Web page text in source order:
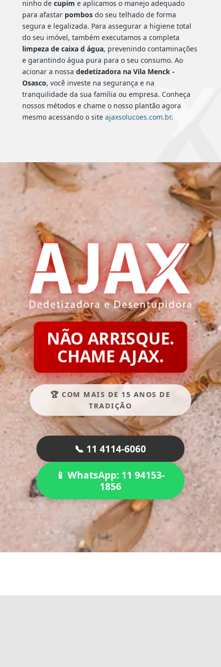
ninho de cupim e aplicamos o manejo adequado
para afastar pombosdo seu telhado de forma
segura e legalizada. Para assegurar a higiene total
do seu imóvel, também executamos a completa
limpeza de caixa d água, prevenindo contaminações
e garantindo água pura para o seu consumo. Ao
acionar a nossa dedetizadora na Vila Menck -
Osasco, você investe na segurança e na
tranquilidade da sua família ou empresa. Conheça
nossos métodos e chame o nosso plantão agora
mesmo acessando o site ajaxsolucoes.com.br.
NÃO ARRISQUE.
CHAME AJAX.
🏆 COM MAIS DE 15 ANOS DE
TRADIÇÃO
📞 11 4114-6060
📱 WhatsApp: 11 94153-
1856